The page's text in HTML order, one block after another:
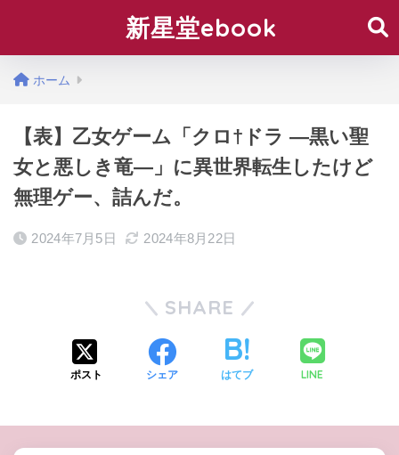
新星堂ebook
ホーム
【表】乙女ゲーム「クロ†ドラ ―黒い聖
女と悪しき竜―」に異世界転生したけど
無理ゲー、詰んだ。
2024年7月5日 2024年8月22日
SHARE
ポスト シェア はてブ LINE